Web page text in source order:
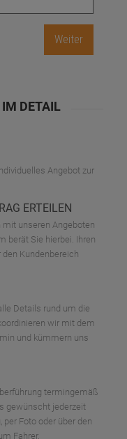
IM DETAIL
Angebot zur
ERTEILEN
unseren Angeboten
berät Sie hierbei. Ihren
Kundenbereich
Details rund um die
wir mit dem
und kümmern uns
termingemäß
gewünscht jederzeit
Foto oder über den
Fahrer.